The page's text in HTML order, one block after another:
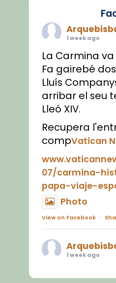
1 week ago
La Carmina
Fa gairebé
Lluís
arribar el seu
Lleó XIV.
Recupera
compVatican
07/carmina-
papa-viaje-
Photo
View on Facebook ·
1 week ago